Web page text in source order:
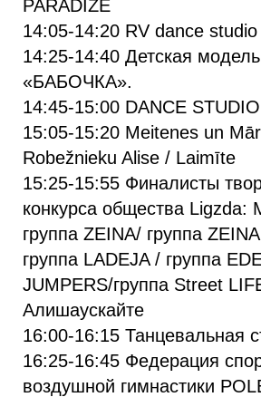
PARADĪZE
14:05-14:20 RV dance studio
14:25-14:40 Детская
«БАБОЧКА».
14:45-15:00 DANCE
15:05-15:20 Meitenes un
Robežnieku Alise / Laimīte
15:25-15:55 Финалисты
конкурса общества Ligzda:
группа ZEINA/ группа
группа LADEJA / группа
JUMPERS/группа Street
Алишаускайте
16:00-16:15 Танцевальная
16:25-16:45 Федерация
воздушной гимнастики